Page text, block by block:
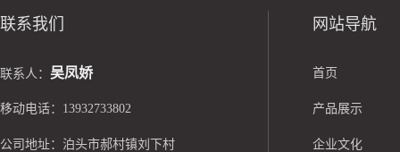
联系我们
联系人： 吴凤娇
移动电话：13932733802
公司地址：泊头市郝村镇刘下村
网站导航
首页
产品展示
企业文化